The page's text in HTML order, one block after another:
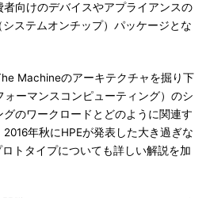
者向けのデバイスやアプライアンスの
ステムオンチップ）パッケージとな
Machineのアーキテクチャを掘り下
ォーマンスコンピューティング）のシ
のワークロードとどのように関連す
年秋にHPEが発表した大き過ぎな
トタイプについても詳しい解説を加